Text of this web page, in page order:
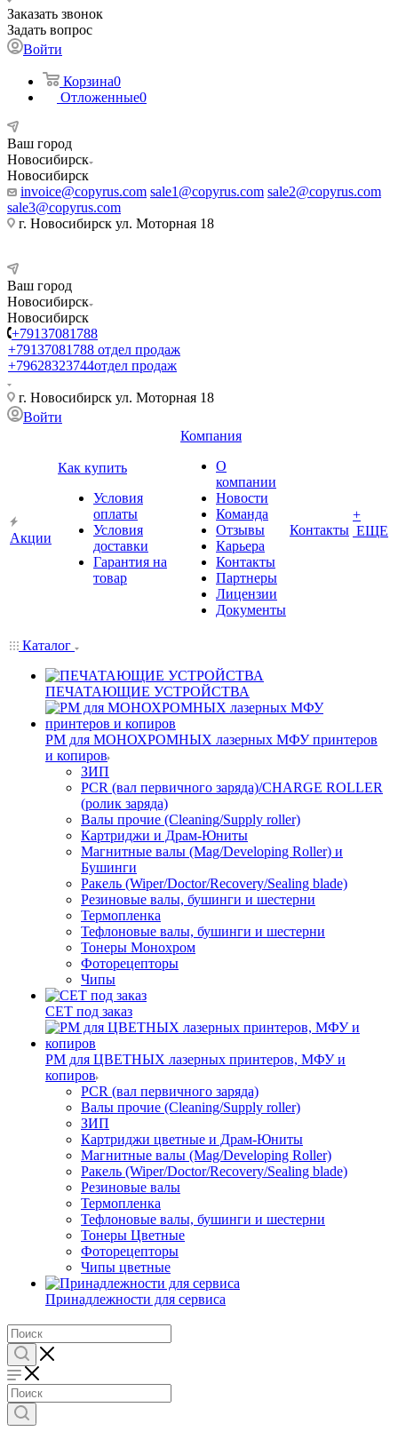
Заказать звонок
Задать вопрос
Войти
Корзина0
Отложенные0
Ваш город
Новосибирск
Новосибирск
invoice@copyrus.com sale1@copyrus.com sale2@copyrus.com
sale3@copyrus.com
г. Новосибирск ул. Моторная 18
Ваш город
Новосибирск
Новосибирск
+79137081788
+79137081788 отдел продаж
+79628323744отдел продаж
г. Новосибирск ул. Моторная 18
Войти
Акции
Как купить
Условия
оплаты
Условия
доставки
Гарантия на
товар
Компания
О
компании
Новости
Команда
Отзывы
Карьера
Контакты
Партнеры
Лицензии
Документы
Контакты
+
ЕЩЕ
Каталог
ПЕЧАТАЮЩИЕ УСТРОЙСТВА
РМ для МОНОХРОМНЫХ лазерных МФУ принтеров
и копиров
ЗИП
PCR (вал первичного заряда)/CHARGE ROLLER
(ролик заряда)
Валы прочие (Cleaning/Supply roller)
Картриджи и Драм-Юниты
Магнитные валы (Mag/Developing Roller) и
Бушинги
Ракель (Wiper/Doctor/Recovery/Sealing blade)
Резиновые валы, бушинги и шестерни
Термопленка
Тефлоновые валы, бушинги и шестерни
Тонеры Монохром
Фоторецепторы
Чипы
CET под заказ
РМ для ЦВЕТНЫХ лазерных принтеров, МФУ и
копиров
PCR (вал первичного заряда)
Валы прочие (Cleaning/Supply roller)
ЗИП
Картриджи цветные и Драм-Юниты
Магнитные валы (Mag/Developing Roller)
Ракель (Wiper/Doctor/Recovery/Sealing blade)
Резиновые валы
Термопленка
Тефлоновые валы, бушинги и шестерни
Тонеры Цветные
Фоторецепторы
Чипы цветные
Принадлежности для сервиса